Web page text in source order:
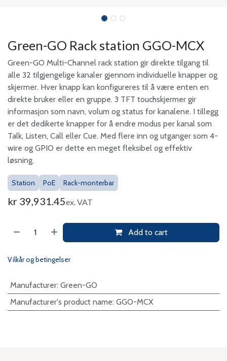
Green-GO Rack station GGO-MCX
Green-GO Multi-Channel rack station gir direkte tilgang til
alle 32 tilgjengelige kanaler gjennom individuelle knapper og
skjermer. Hver knapp kan konfigureres til å være enten en
direkte bruker eller en gruppe. 3 TFT touchskjermer gir
informasjon som navn, volum og status for kanalene. I tillegg
er det dedikerte knapper for å endre modus per kanal som
Talk, Listen, Call eller Cue. Med flere inn og utganger som 4-
wire og GPIO er dette en meget fleksibel og effektiv
løsning.
Station PoE Rack-monterbar
kr 39,931.45ex. VAT
Add to cart
Vilkår og betingelser
Manufacturer: Green-GO
Manufacturer's product name: GGO-MCX